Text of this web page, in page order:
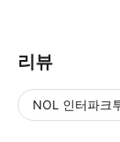
리뷰
NOL 인터파크